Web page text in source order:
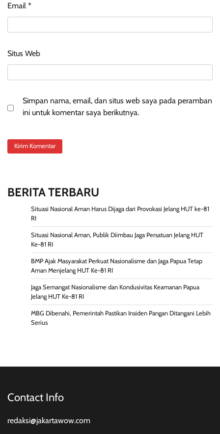
Email *
Situs Web
Simpan nama, email, dan situs web saya pada peramban
ini untuk komentar saya berikutnya.
BERITA TERBARU
Situasi Nasional Aman Harus Dijaga dari Provokasi Jelang HUT ke-81
RI
Situasi Nasional Aman, Publik Diimbau Jaga Persatuan Jelang HUT
Ke-81 RI
BMP Ajak Masyarakat Perkuat Nasionalisme dan Jaga Papua Tetap
Aman Menjelang HUT Ke-81 RI
Jaga Semangat Nasionalisme dan Kondusivitas Keamanan Papua
Jelang HUT Ke-81 RI
MBG Dibenahi, Pemerintah Pastikan Insiden Pangan Ditangani Lebih
Serius
Contact Info
redaksi@jakartawow.com